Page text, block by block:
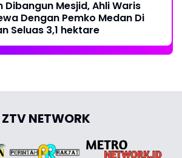
Mesjid, Ahli Waris
Dengan Pemko Medan Di
Seluas 3,1 hektare
ZTV NETWORK